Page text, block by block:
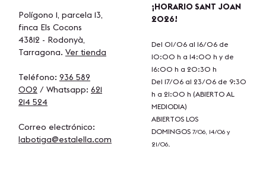
Polígono 1, parcela 13,
finca Els Cocons
43812 - Rodonyà,
Tarragona. Ver tienda
Teléfono: 936 589
002 / Whatsapp: 621
214 524
Correo electrónico:
labotiga@estalella.com
¡HORARIO SANT JOAN
2026!
Del 01/06 al 16/06 de
10:00 h a 14:00 h y de
16:00 h a 20:30 h
Del 17/06 al 23/06 de 9:30
h a 21:00 h (ABIERTO AL
MEDIODIA)
ABIERTOS LOS
DOMINGOS 7/06, 14/06 y
21/06.